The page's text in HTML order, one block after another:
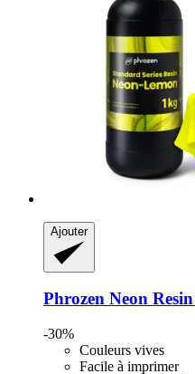
Ajouter
Phrozen Neon
-30%
Couleurs vives
Facile à imprimer